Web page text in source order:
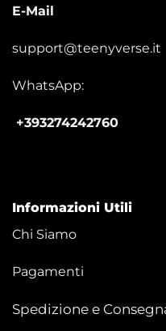
E-Mail
support@teenyverse.it
WhatsApp:
+393274242760
Informazioni Utili
Chi Siamo
Pagamenti
Spedizione e